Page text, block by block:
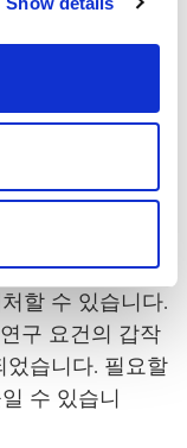
오류가 발생할
액세스 할 수
화학연구소는
할 수 있습니다.
구 요건의 갑작
습니다. 필요할
수 있습니